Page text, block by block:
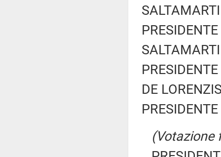
DE
(Votazione